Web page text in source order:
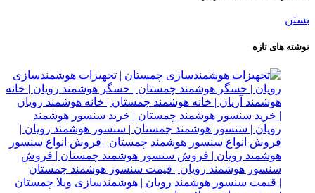
بستن
نوشته های تازه